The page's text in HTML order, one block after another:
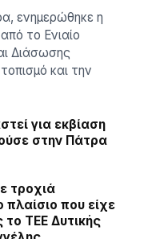
ενημερώθηκε η
το Ενιαίο
Διάσωσης
και την
για εκβίαση
στην Πάτρα
τροχιά
πλαίσιο που είχε
το ΤΕΕ Δυτικής